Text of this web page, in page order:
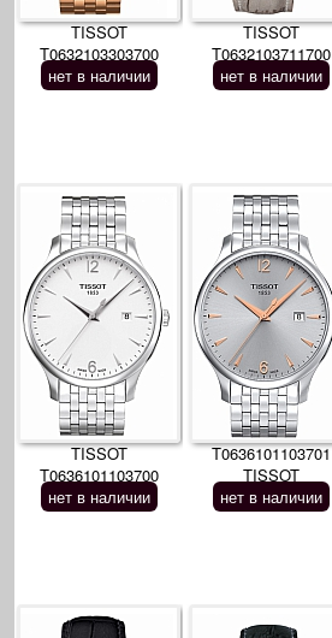
TISSOT
T0632103303700
нет в наличии
TISSOT
T0632103711700
нет в наличии
TISSOT
T0636101103700
нет в наличии
T0636101103701
TISSOT
нет в наличии